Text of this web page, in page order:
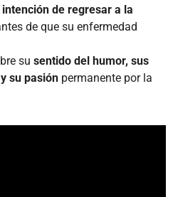
intención de regresar a la
de que su enfermedad
su sentido del humor, sus
su pasión permanente por la